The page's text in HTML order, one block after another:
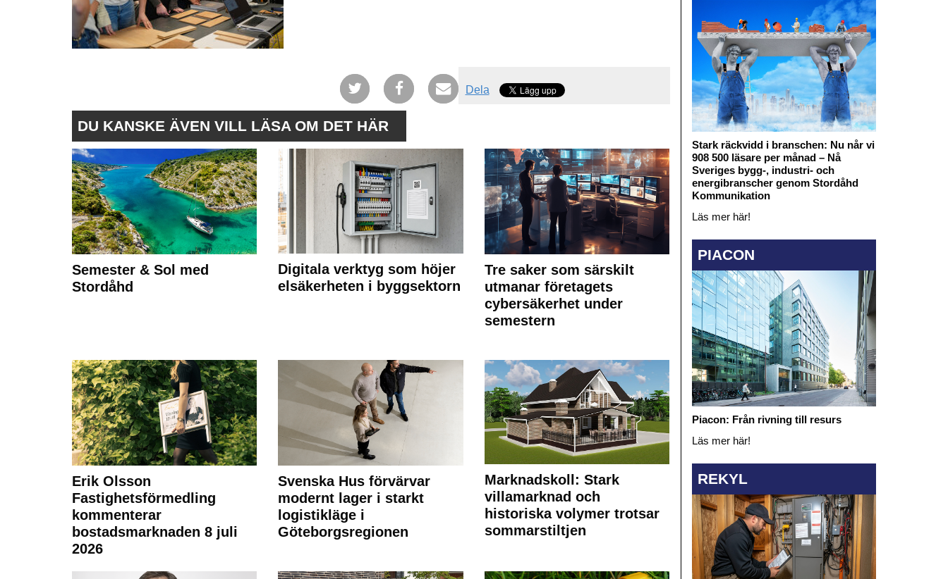
Dela
DU KANSKE ÄVEN VILL LÄSA OM DET HÄR
Semester & Sol med
Stordåhd
Digitala verktyg som höjer
elsäkerheten i byggsektorn
Tre saker som särskilt
utmanar företagets
cybersäkerhet under
semestern
Erik Olsson
Fastighetsförmedling
kommenterar
bostadsmarknaden 8 juli
2026
Svenska Hus förvärvar
modernt lager i starkt
logistikläge i
Göteborgsregionen
Marknadskoll: Stark
villamarknad och
historiska volymer trotsar
sommarstiltjen
Stark räckvidd i branschen: Nu når vi
908 500 läsare per månad – Nå
Sveriges bygg-, industri- och
energibranscher genom Stordåhd
Kommunikation
Läs mer här!
PIACON
Piacon: Från rivning till resurs
Läs mer här!
REKYL